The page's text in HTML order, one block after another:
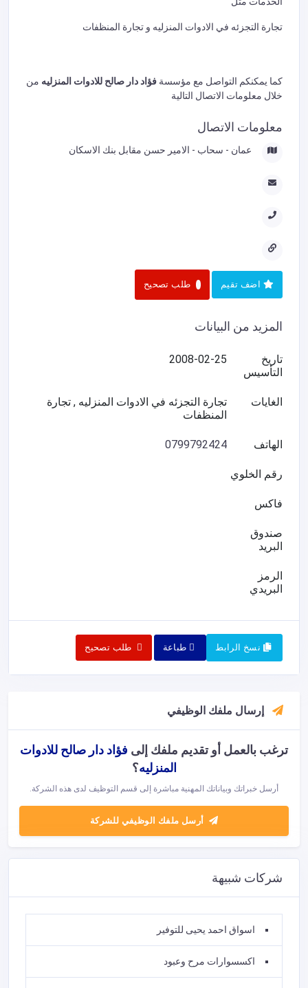
تجارة التجزئه في الادوات المنزليه و تجارة المنظفات
كما يمكنكم التواصل مع مؤسسة فؤاد دار صالح للادوات المنزليه من
خلال معلومات الاتصال التالية
معلومات الاتصال
عمان - سحاب - الامير حسن مقابل بنك الاسكان
اضف تقيم طلب تصحيح
المزيد من البيانات
تاريخ
التأسيس
2008-02-25
الغايات
تجارة التجزئه في الادوات المنزليه , تجارة
المنظفات
الهاتف 0799792424
رقم الخلوي
فاكس
صندوق
البريد
الرمز
البريدي
نسخ الرابط طباعة طلب تصحيح
إرسال ملفك الوظيفي
ترغب بالعمل أو تقديم ملفك إلى فؤاد دار صالح للادوات
المنزليه؟
أرسل خبراتك وبياناتك المهنية مباشرة إلى قسم التوظيف لدى هذه الشركة.
أرسل ملفك الوظيفي للشركة
شركات شبيهة
اسواق احمد يحيى للتوفير
اكسسوارات مرح وعبود